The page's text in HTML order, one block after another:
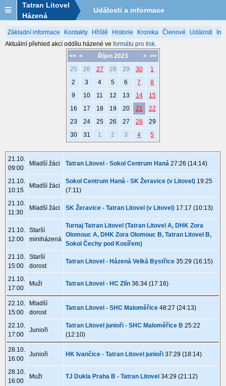
Tatran Litovel
Házená
Události a informace
Základní informace Kontakty Hřiště Historie Kronika Členové Události
Aktuální přehled akcí oddílu házené ve formátu pro tisk.
<< < > >>
Říjen 2023
25
26 27 28 29 30
1
2
3 4 5 6 7
8
9
10 11 12 13 14
15
16
17 18 19 20 21
22
23
24 25 26 27 28
29
30
31 1 2 3 4 5
21.10.
09:00
Mladší žáci Tatran Litovel - Sokol Centrum Haná 27:26 (14:14)
21.10.
10:15
Mladší žáci
Sokol Centrum Haná - SK Žeravice (v Litovel) 19:25
(7:11)
21.10.
11:30
Mladší žáci SK Žeravice - Tatran Litovel (v Litovel) 17:17 (10:13)
21.10.
12:00
Starší
miniházená
Turnaj Tatran Litovel (Tatran Litovel A, DHK Zora
Olomouc A, DHK Zora Olomouc B, Tatran Litovel B,
Sokol Čechy pod Kosířem)
21.10.
15:00
Starší
dorost
Tatran Litovel - Házená Velká Bystřice 35:29 (16:15)
21.10.
17:00
Muži Tatran Litovel - HC Zlín 36:34 (17:16)
22.10.
15:00
Mladší
dorost
Tatran Litovel - SHC Maloměřice 48:27 (24:13)
22.10.
17:00
Junioři
Tatran Litovel junioři - SHC Maloměřice B 25:22
(12:10)
28.10.
16:00
Junioři HK Ivančice - Tatran Litovel junioři 37:29 (18:14)
28.10.
16:00
Muži TJ Dukla Praha B - Tatran Litovel 34:29 (21:12)